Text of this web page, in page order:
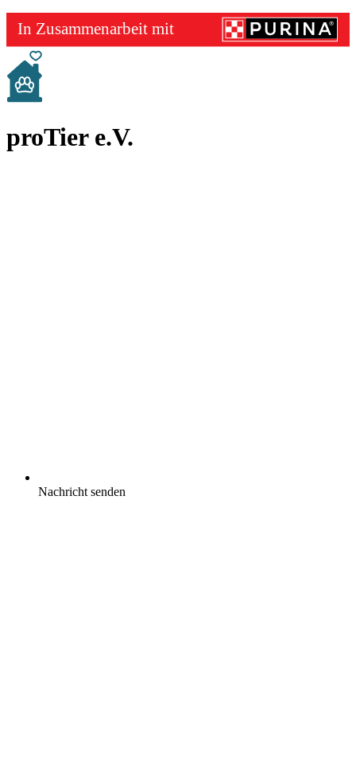
proTier e.V.
Nachricht senden